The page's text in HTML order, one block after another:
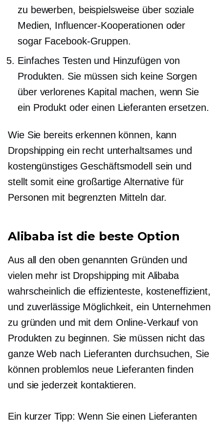
zu bewerben, beispielsweise über soziale
Medien, Influencer-Kooperationen oder
sogar Facebook-Gruppen.
Einfaches Testen und Hinzufügen von
Produkten. Sie müssen sich keine Sorgen
über verlorenes Kapital machen, wenn Sie
ein Produkt oder einen Lieferanten ersetzen.
Wie Sie bereits erkennen können, kann
Dropshipping ein recht unterhaltsames und
kostengünstiges Geschäftsmodell sein und
stellt somit eine großartige Alternative für
Personen mit begrenzten Mitteln dar.
Alibaba ist die beste Option
Aus all den oben genannten Gründen und
vielen mehr ist Dropshipping mit Alibaba
wahrscheinlich die effizienteste, kosteneffizient,
und zuverlässige Möglichkeit, ein Unternehmen
zu gründen und mit dem Online-Verkauf von
Produkten zu beginnen. Sie müssen nicht das
ganze Web nach Lieferanten durchsuchen, Sie
können problemlos neue Lieferanten finden
und sie jederzeit kontaktieren.
Ein kurzer Tipp: Wenn Sie einen Lieferanten